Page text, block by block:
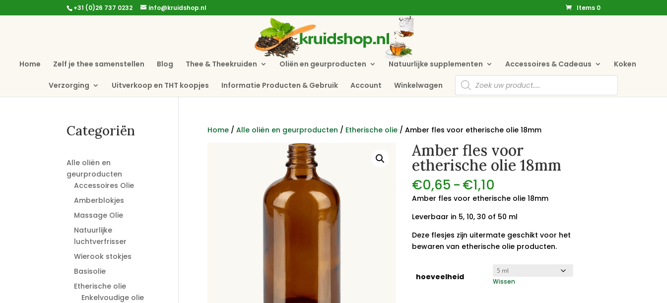
+31 (0)26 737 0232 info@kruidshop.nl Items 0
Home Zelf je thee samenstellen Blog Thee & Theekruiden Oliën en geurproducten Natuurlijke supplementen Accessoires & Cadeaus Koken
Verzorging Uitverkoop en THT koopjes Informatie Producten & Gebruik Account Winkelwagen
Producten
zoeken
Home/ Alle oliën en geurproducten / Etherische olie/ Amber fles voor etherische olie 18mm
Amber fles voor
etherische olie 18mm
€0,65 -€1,10
€0,65
€1,10
Amber fles voor etherische olie 18mm
Leverbaar in 5, 10, 30 of 50 ml
Deze flesjes zijn uitermate geschikt voor het
bewaren van etherische olie producten.
hoeveelheid Wissen
Categoriën
Alle oliën en
geurproducten
Accessoires Olie
Amberblokjes
Massage Olie
Natuurlijke
luchtverfrisser
Wierook stokjes
Basisolie
Etherische olie
Enkelvoudige olie